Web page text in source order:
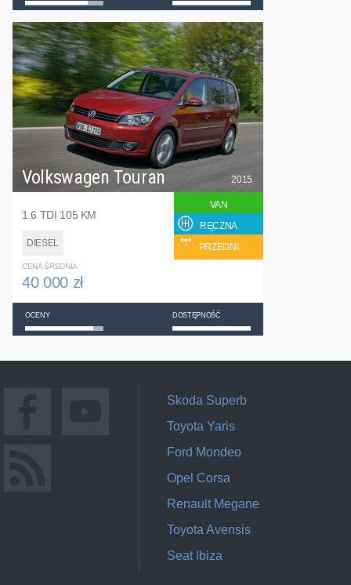
Volkswagen Touran
1.6 TDI 105 KM
DIESEL
2015
VAN
RĘCZNA
PRZEDNI
CENA ŚREDNIA
40 000 zł
OCENY DOSTĘPNOŚĆ
Skoda Superb
Toyota Yaris
Ford Mondeo
Opel Corsa
Renault Megane
Toyota Avensis
Seat Ibiza